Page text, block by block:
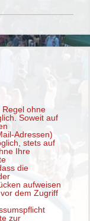
Regel ohne
Soweit auf
Adressen)
stets auf
Ihre
die
aufweisen
dem Zugriff
zur